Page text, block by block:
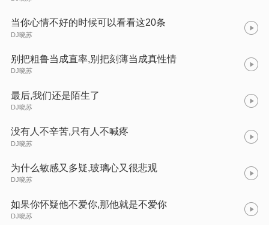
当你心情不好的时候可以看看这20条
DJ晓苏
别把粗鲁当成直率,别把刻薄当成真性情
DJ晓苏
最后,我们还是陌生了
DJ晓苏
没有人不辛苦,只有人不喊疼
DJ晓苏
为什么敏感又多疑,玻璃心又很悲观
DJ晓苏
如果你怀疑他不爱你,那他就是不爱你
DJ晓苏